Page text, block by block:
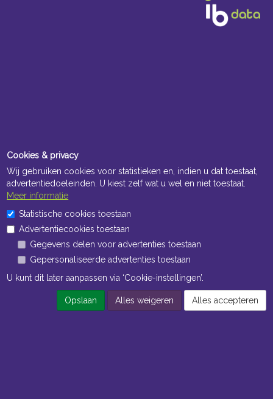
Openingstijden Kantoor
Openingstijden Magazijn
ma t/m vr 7:00 uur tot 16:30 uur
Cookies & privacy
Wij gebruiken cookies voor statistieken en, indien u dat toestaat,
advertentiedoeleinden. U kiest zelf wat u wel en niet toestaat.
Meer informatie
Statistische cookies toestaan
Advertentiecookies toestaan
Gegevens delen voor advertenties toestaan
Gepersonaliseerde advertenties toestaan
U kunt dit later aanpassen via ‘Cookie-instellingen’.
Opslaan Alles weigeren Alles accepteren